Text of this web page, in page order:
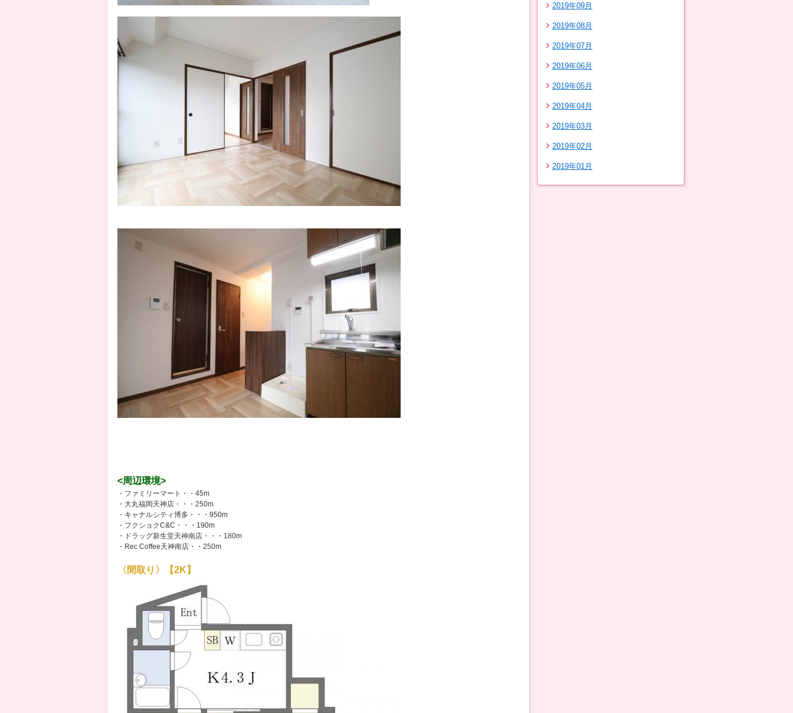
<周辺環境>
・ファミリーマート・・45m
・大丸福岡天神店・・・250m
・キャナルシティ博多・・・950m
・フクショクC&C・・・190m
・ドラッグ新生堂天神南店・・・180m
・Rec Coffee天神南店・・250m
〈間取り〉【2K】
2019年09月
2019年08月
2019年07月
2019年06月
2019年05月
2019年04月
2019年03月
2019年02月
2019年01月